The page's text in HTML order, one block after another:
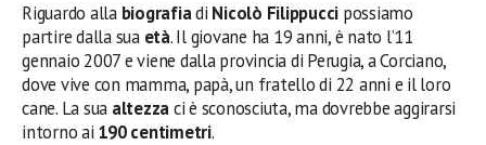
Riguardo allabiografiadi Nicolò Filippucci possiamo
partire dalla sua età. Il giovane ha 19 anni, è nato l’11
gennaio 2007 e viene dalla provincia di Perugia, a Corciano,
dove vive con mamma, papà, un fratello di 22 anni e il loro
cane. La sua altezzaci è sconosciuta, ma dovrebbe aggirarsi
intorno ai 190 centimetri.